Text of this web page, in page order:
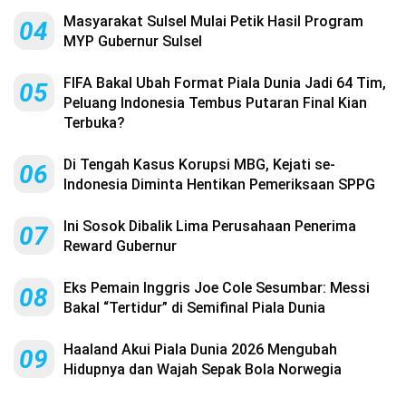
04
Masyarakat Sulsel Mulai Petik Hasil Program
MYP Gubernur Sulsel
05
FIFA Bakal Ubah Format Piala Dunia Jadi 64 Tim,
Peluang Indonesia Tembus Putaran Final Kian
Terbuka?
06
Di Tengah Kasus Korupsi MBG, Kejati se-
Indonesia Diminta Hentikan Pemeriksaan SPPG
07
Ini Sosok Dibalik Lima Perusahaan Penerima
Reward Gubernur
08
Eks Pemain Inggris Joe Cole Sesumbar: Messi
Bakal “Tertidur” di Semifinal Piala Dunia
09
Haaland Akui Piala Dunia 2026 Mengubah
Hidupnya dan Wajah Sepak Bola Norwegia